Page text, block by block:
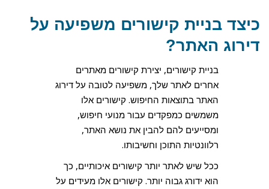
כיצד בניית קישורים משפיעה על
דירוג האתר?
בניית קישורים, יצירת קישורים מאתרים
אחרים לאתר שלך, משפיעה לטובה על דירוג
האתר בתוצאות החיפוש. קישורים אלו
משמשים כמפקדים עבור מנועי חיפוש,
ומסייעים להם להבין את נושא האתר,
רלוונטיות התוכן וחשיבותו.
ככל שיש לאתר יותר קישורים איכותיים, כך
הוא ידורג גבוה יותר. קישורים אלו מעידים על